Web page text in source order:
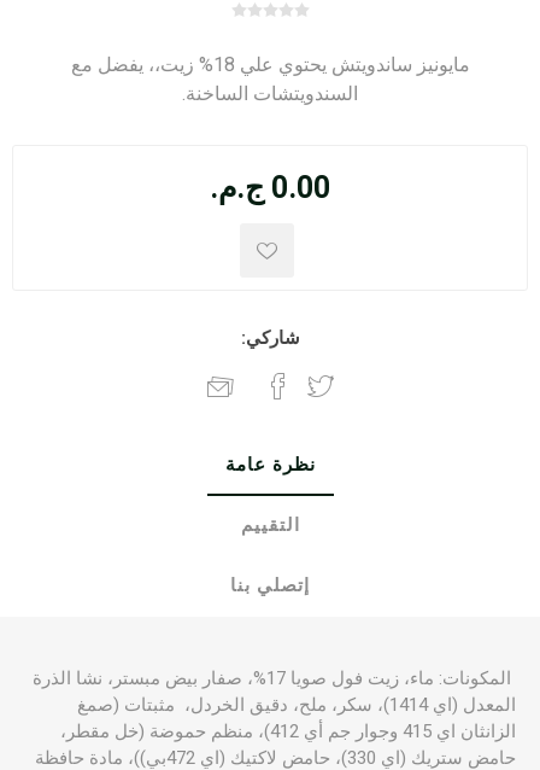
مايونيز ساندويتش يحتوي علي 18% زيت،، يفضل مع
السندويتشات الساخنة.
0.00 ج.م.
شاركي:
نظرة عامة
التقييم
إتصلي بنا
المكونات: ماء، زيت فول صويا 17%، صفار بيض مبستر، نشا الذرة
المعدل (اي 1414)، سكر، ملح، دقيق الخردل، مثبتات (صمغ
الزانثان اي 415 وجوار جم أي 412)، منظم حموضة (خل مقطر،
حامض ستريك (اي 330)، حامض لاكتيك (اي 472بي))، مادة حافظة